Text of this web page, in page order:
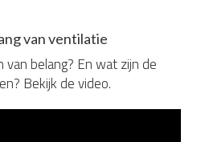
van ventilatie
belang? En wat zijn de
Bekijk de video.